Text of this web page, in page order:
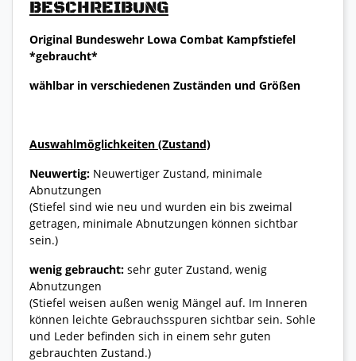
BESCHREIBUNG
Original Bundeswehr Lowa Combat Kampfstiefel
*gebraucht*
wählbar in verschiedenen Zuständen und Größen
Auswahlmöglichkeiten (Zustand)
Neuwertig: Neuwertiger Zustand, minimale
Abnutzungen
(Stiefel sind wie neu und wurden ein bis zweimal
getragen, minimale Abnutzungen können sichtbar
sein.)
wenig gebraucht: sehr guter Zustand, wenig
Abnutzungen
(Stiefel weisen außen wenig Mängel auf. Im Inneren
können leichte Gebrauchsspuren sichtbar sein. Sohle
und Leder befinden sich in einem sehr guten
gebrauchten Zustand.)